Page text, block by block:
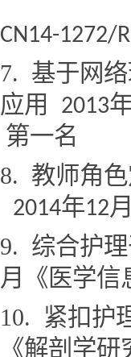
CN14-1272/R
7. 基于网
应用 2013
第一名
8. 教师角
2014年12
9. 综合护
月《医学信
10. 紧扣护
《解剖学